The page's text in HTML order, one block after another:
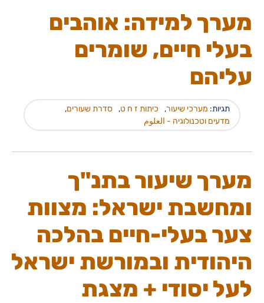
מערך למידה: אוהבים
בעלי חיים, שומרים
עליהם
תגיות: מערכי שיעור, כיתות ז ח ט, סדרת שעורים,
מדעים וטכנולוגיה - العلوم
מערך שיעור בתנ"ך
ומחשבת ישראל: מצוות
צער בעלי-חיים בהלכה
היהודית ובמורשת ישראל
לעל יסודי + מצגת